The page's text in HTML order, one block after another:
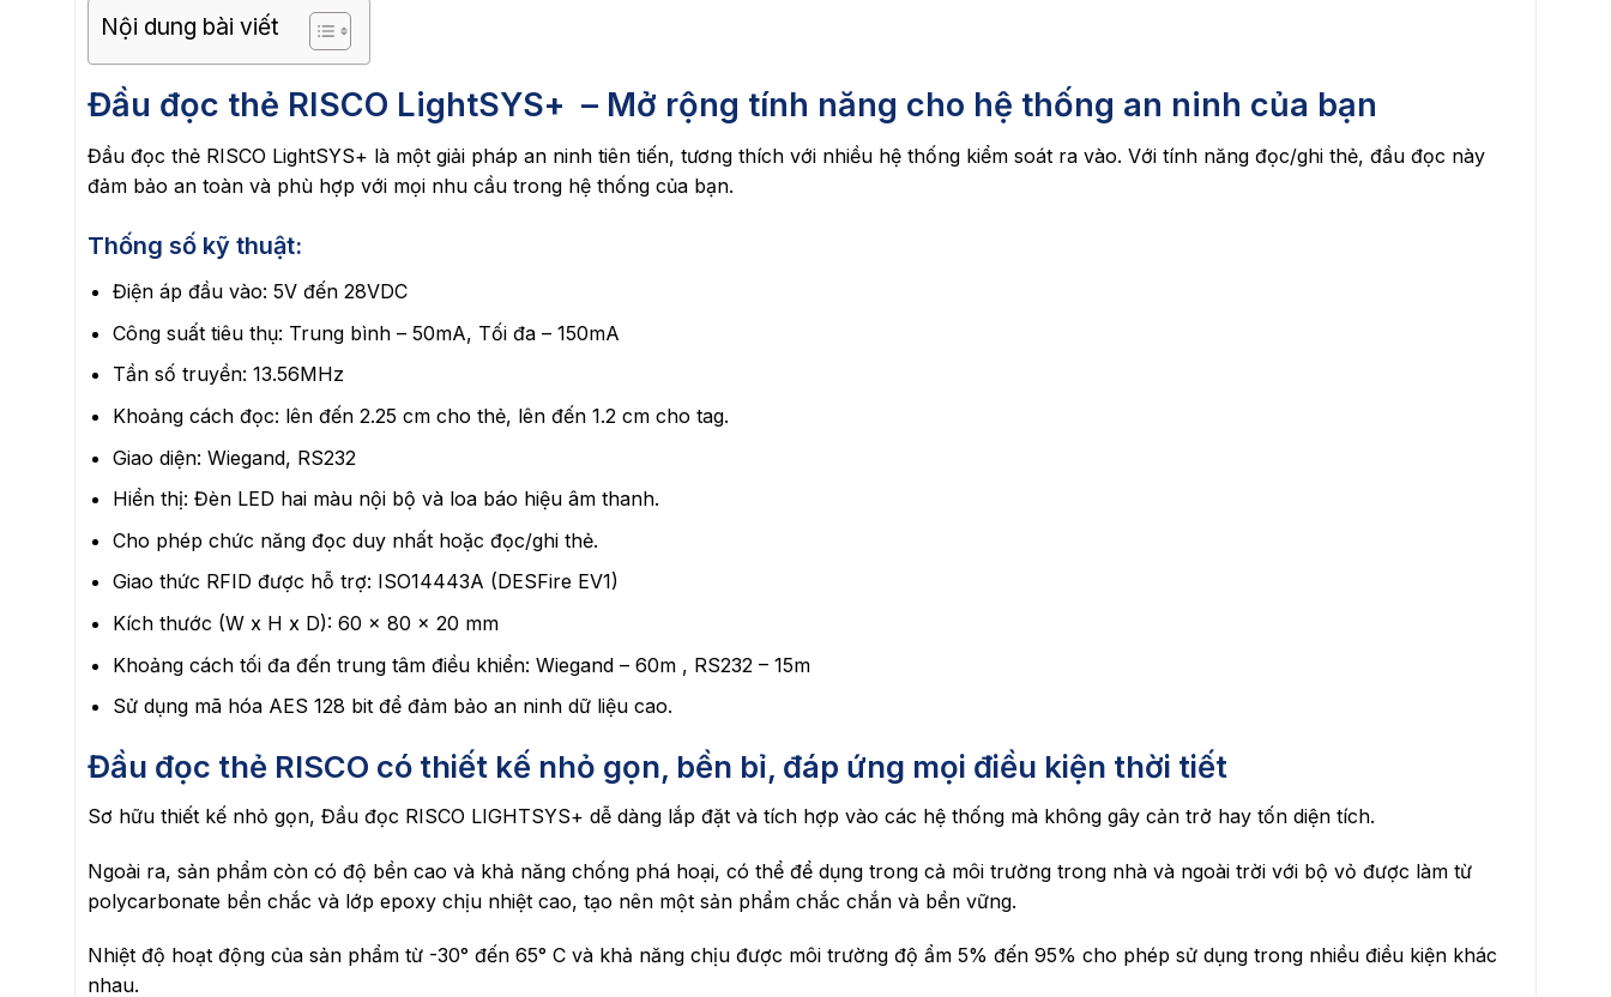
Nội dung bài viết
Đầu đọc thẻ RISCO LightSYS+ – Mở rộng tính năng cho hệ thống an ninh của bạn
Đầu đọc thẻ RISCO LightSYS+ là một giải pháp an ninh tiên tiến, tương thích với nhiều hệ thống kiểm soát ra vào. Với tính năng đọc/ghi thẻ, đầu đọc này
đảm bảo an toàn và phù hợp với mọi nhu cầu trong hệ thống của bạn.
Thống số kỹ thuật:
Điện áp đầu vào: 5V đến 28VDC
Công suất tiêu thụ: Trung bình – 50mA, Tối đa – 150mA
Tần số truyền: 13.56MHz
Khoảng cách đọc: lên đến 2.25 cm cho thẻ, lên đến 1.2 cm cho tag.
Giao diện: Wiegand, RS232
Hiển thị: Đèn LED hai màu nội bộ và loa báo hiệu âm thanh.
Cho phép chức năng đọc duy nhất hoặc đọc/ghi thẻ.
Giao thức RFID được hỗ trợ: ISO14443A (DESFire EV1)
Kích thước (W x H x D): 60 x 80 x 20 mm
Khoảng cách tối đa đến trung tâm điều khiển: Wiegand – 60m , RS232 – 15m
Sử dụng mã hóa AES 128 bit để đảm bảo an ninh dữ liệu cao.
Đầu đọc thẻ RISCO có thiết kế nhỏ gọn, bền bỉ, đáp ứng mọi điều kiện thời tiết
Sơ hữu thiết kế nhỏ gọn, Đầu đọc RISCO LIGHTSYS+ dễ dàng lắp đặt và tích hợp vào các hệ thống mà không gây cản trở hay tốn diện tích.
Ngoài ra, sản phẩm còn có độ bền cao và khả năng chống phá hoại, có thể để dụng trong cả môi trường trong nhà và ngoài trời với bộ vỏ được làm từ
polycarbonate bền chắc và lớp epoxy chịu nhiệt cao, tạo nên một sản phẩm chắc chắn và bền vững.
Nhiệt độ hoạt động của sản phẩm từ -30° đến 65° C và khả năng chịu được môi trường độ ẩm 5% đến 95% cho phép sử dụng trong nhiều điều kiện khác
nhau.